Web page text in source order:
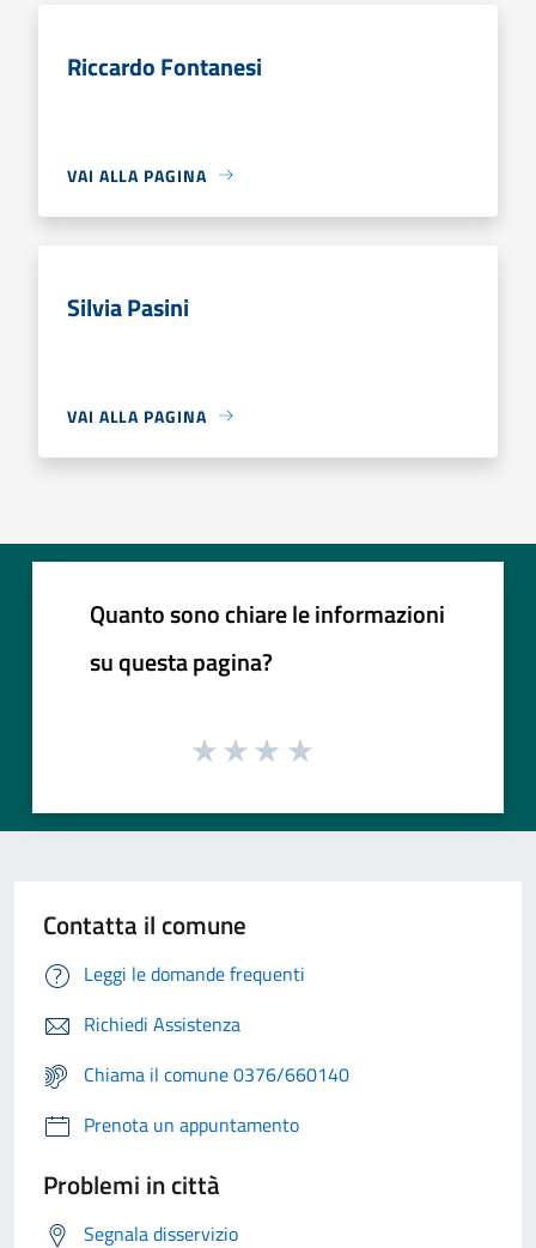
Riccardo Fontanesi
VAI ALLA PAGINA
Silvia Pasini
VAI ALLA PAGINA
Quanto sono chiare le informazioni
su questa pagina?
Contatta il comune
Leggi le domande frequenti
Richiedi Assistenza
Chiama il comune 0376/660140
Prenota un appuntamento
Problemi in città
Segnala disservizio